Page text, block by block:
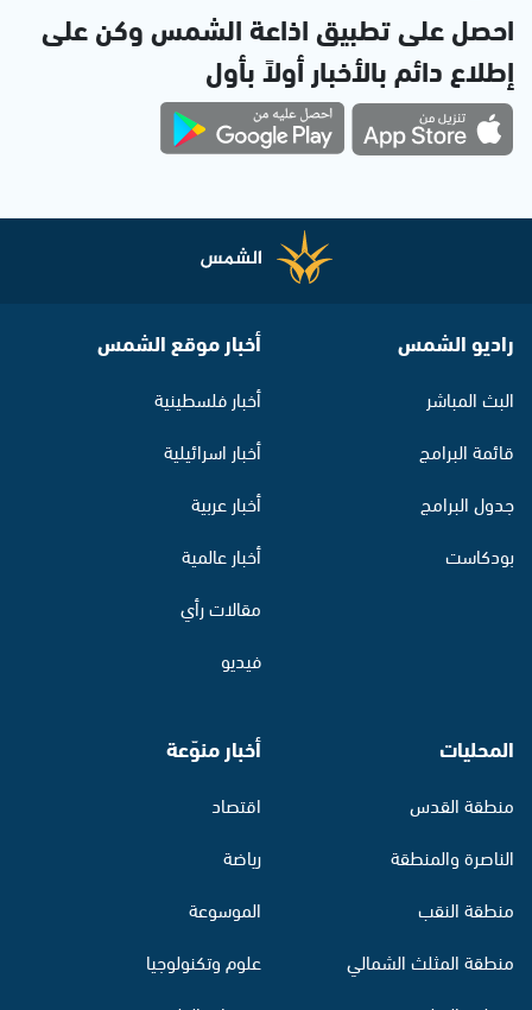
احصل على تطبيق اذاعة الشمس وكن على
إطلاع دائم بالأخبار أولاً بأول
راديو الشمس
البث المباشر
قائمة البرامج
جدول البرامج
بودكاست
أخبار موقع الشمس
أخبار فلسطينية
أخبار اسرائيلية
أخبار عربية
أخبار عالمية
مقالات رأي
فيديو
المحليات
منطقة القدس
الناصرة والمنطقة
منطقة النقب
منطقة المثلث الشمالي
أخبار منوّعة
اقتصاد
رياضة
الموسوعة
علوم وتكنولوجيا